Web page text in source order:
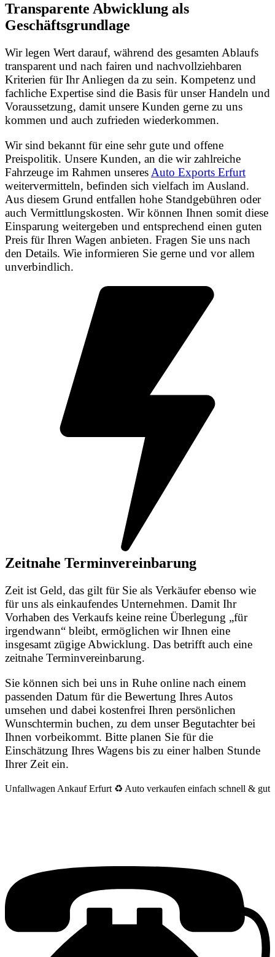
Transparente Abwicklung als
Geschäftsgrundlage
Wir legen Wert darauf, während des gesamten Ablaufs
transparent und nach fairen und nachvollziehbaren
Kriterien für Ihr Anliegen da zu sein. Kompetenz und
fachliche Expertise sind die Basis für unser Handeln und
Voraussetzung, damit unsere Kunden gerne zu uns
kommen und auch zufrieden wiederkommen.
Wir sind bekannt für eine sehr gute und offene
Preispolitik. Unsere Kunden, an die wir zahlreiche
Fahrzeuge im Rahmen unseres Auto Exports Erfurt
weitervermitteln, befinden sich vielfach im Ausland.
Aus diesem Grund entfallen hohe Standgebühren oder
auch Vermittlungskosten. Wir können Ihnen somit diese
Einsparung weitergeben und entsprechend einen guten
Preis für Ihren Wagen anbieten. Fragen Sie uns nach
den Details. Wie informieren Sie gerne und vor allem
unverbindlich.
Zeitnahe Terminvereinbarung
Zeit ist Geld, das gilt für Sie als Verkäufer ebenso wie
für uns als einkaufendes Unternehmen. Damit Ihr
Vorhaben des Verkaufs keine reine Überlegung „für
irgendwann“ bleibt, ermöglichen wir Ihnen eine
insgesamt zügige Abwicklung. Das betrifft auch eine
zeitnahe Terminvereinbarung.
Sie können sich bei uns in Ruhe online nach einem
passenden Datum für die Bewertung Ihres Autos
umsehen und dabei kostenfrei Ihren persönlichen
Wunschtermin buchen, zu dem unser Begutachter bei
Ihnen vorbeikommt. Bitte planen Sie für die
Einschätzung Ihres Wagens bis zu einer halben Stunde
Ihrer Zeit ein.
Unfallwagen Ankauf Erfurt ♻️ Auto verkaufen einfach schnell & gut